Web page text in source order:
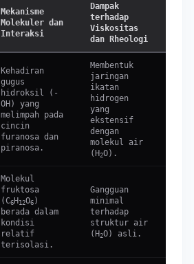
Mekanisme
Molekuler dan
Interaksi
Dampak
terhadap
Viskositas
dan Rheologi
Kehadiran
gugus
hidroksil (-
OH) yang
melimpah pada
cincin
furanosa dan
piranosa.
Membentuk
jaringan
ikatan
hidrogen
yang
ekstensif
dengan
molekul air
(H2O).
Molekul
fruktosa
(C6H12O6 )
berada dalam
kondisi
relatif
terisolasi.
Gangguan
minimal
terhadap
struktur air
(H2O) asli.